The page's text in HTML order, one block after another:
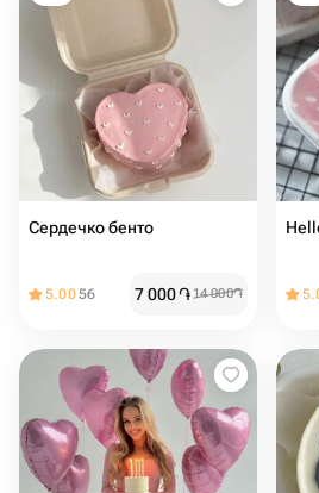
Сердечко бенто ️
5.0056 7 000֏14 000֏